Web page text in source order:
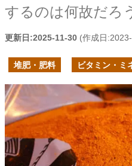
するのは何故だろ
更新日:2025-11-30 (作成日:
堆肥・肥料 ビタミン・ミ